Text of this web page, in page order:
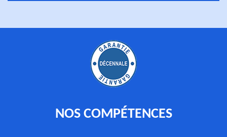
NOS COMPÉTENCES